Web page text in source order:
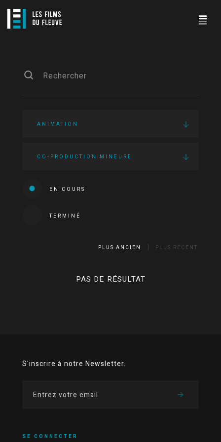
ANIMATION
CO-PRODUCTION MINEURE
EN COURS
TERMINÉ
PLUS ANCIEN PLUS RÉCENT
PAS DE RÉSULTAT
S'inscrire à notre Newsletter.
SE CONNECTER